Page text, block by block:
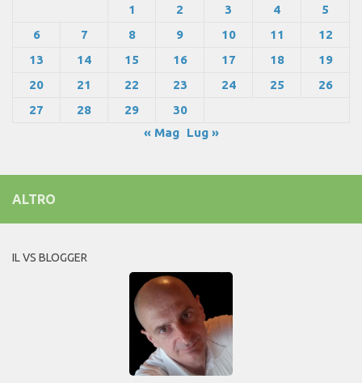
1 2 3 4
5
6
7 8 9 10 11
12
13
14 15 16 17 18
19
20
21 22 23 24 25
26
27
28 29
30
« Mag
Lug »
ALTRO
IL VS BLOGGER